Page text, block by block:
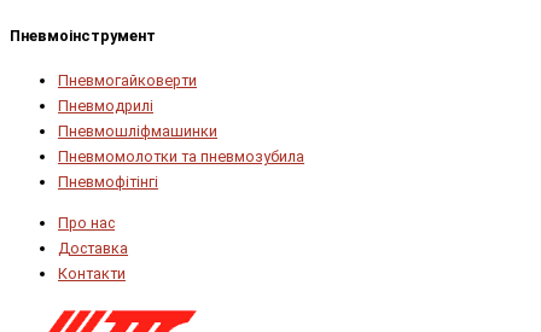
Пневмоінструмент
Пневмогайковерти
Пневмодрилі
Пневмошліфмашинки
Пневмомолотки та пневмозубила
Пневмофітінгі
Про нас
Доставка
Контакти